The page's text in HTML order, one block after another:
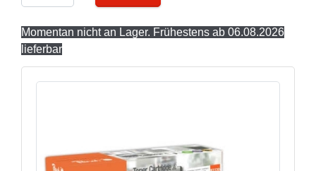
Momentan nicht an Lager. Frühestens ab 06.08.2026
lieferbar